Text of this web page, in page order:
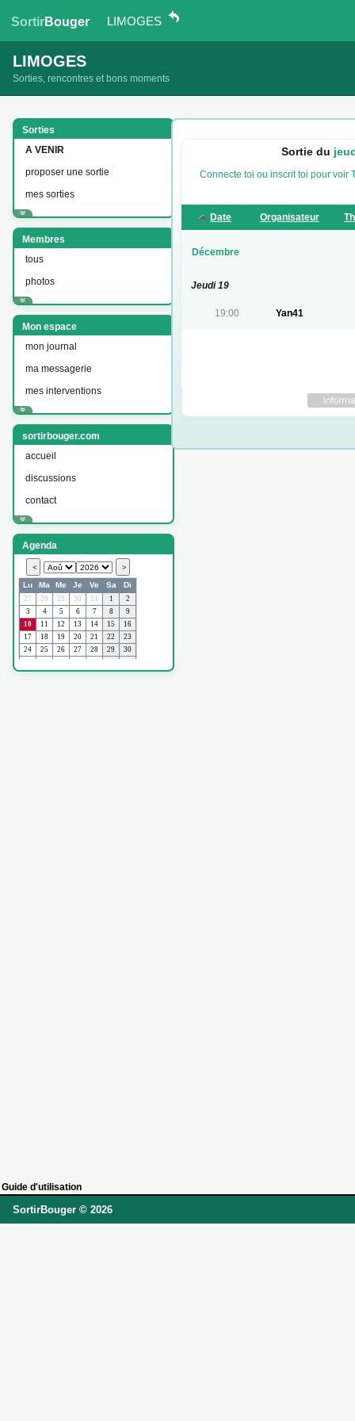
SortirBouger LIMOGES
LIMOGES
Sorties, rencontres et bons moments
Sorties
A VENIR
proposer une sortie
mes sorties
Membres
tous
photos
Mon espace
mon journal
ma messagerie
mes interventions
sortirbouger.com
accueil
discussions
contact
Agenda
Sortie du
Connecte toi ou inscrit toi pour voir
Date Organisateur
Décembre
Jeudi 19
19:00 Yan41
Guide d'utilisation
SortirBouger © 2026